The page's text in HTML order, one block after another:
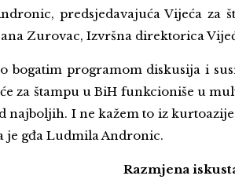
predsjedavajuća Vijeća
Zurovac, Izvršna direktorica
bogatim programom diskusija i
za štampu u BiH funkcioniše u
I ne kažem to iz
gđa Ludmila Andronic.
Razmjena